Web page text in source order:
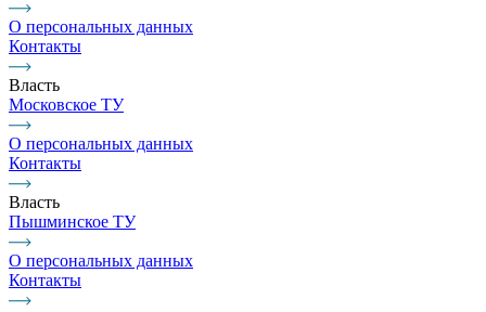
О персональных данных
Контакты
Власть
Московское ТУ
О персональных данных
Контакты
Власть
Пышминское ТУ
О персональных данных
Контакты